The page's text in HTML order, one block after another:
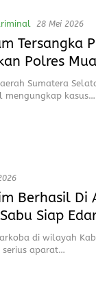
a
28 Mei 2026
Tersangka
Polres
Sumatera
mengungkap kasus…
Berhasil Di
Siap
di wilayah
serius aparat…